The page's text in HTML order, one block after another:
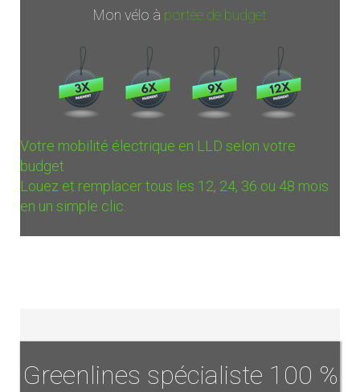
Mon vélo à portée de budget
Votre mobilité électrique en LLD selon votre
budget
Louez et remplacer tous les 12, 24, 36 ou 48 mois
en un simple clic.
Greenlines spécialiste 100 %